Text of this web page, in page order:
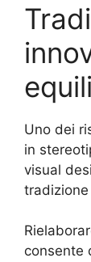
Uno dei
in
visual
consente